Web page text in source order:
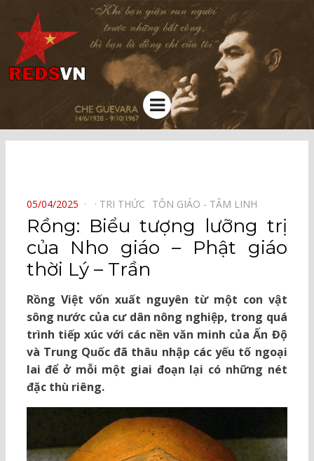
Kênh chia sẻ tri thức cộng đồng
Menu
POSTED
ON
05/04/2025 TRI THỨC⠀ TÔN GIÁO - TÂM LINH⠀
Rồng: Biểu tượng lưỡng trị
của Nho giáo – Phật giáo
thời Lý – Trần
Rồng Việt vốn xuất nguyên từ một con vật
sông nước của cư dân nông nghiệp, trong quá
trình tiếp xúc với các nền văn minh của Ấn Độ
và Trung Quốc đã thâu nhập các yếu tố ngoại
lai để ở mỗi một giai đoạn lại có những nét
đặc thù riêng.